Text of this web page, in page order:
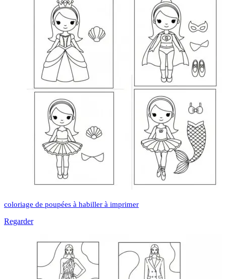
coloriage de poupées à habiller à imprimer
Regarder